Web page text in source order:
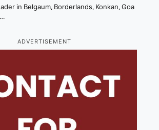
in Belgaum, Borderlands, Konkan, Goa
ADVERTISEMENT